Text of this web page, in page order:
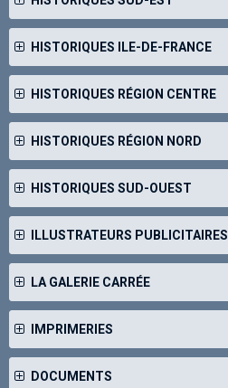
HISTORIQUES ILE-DE-FRANCE
HISTORIQUES RÉGION CENTRE
HISTORIQUES RÉGION NORD
HISTORIQUES SUD-OUEST
ILLUSTRATEURS PUBLICITAIRES
LA GALERIE CARRÉE
IMPRIMERIES
DOCUMENTS